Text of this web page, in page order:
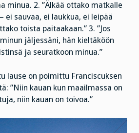
minua. 2. ”Älkää ottako matkalle
ei sauvaa, ei laukkua, ei leipää
toista paitaakaan.” 3. ”Jos
jäljessäni, hän kieltäköön
ja seuratkoon minua.”
lause on poimittu Franciscuksen
”Niin kauan kun maailmassa on
niin kauan on toivoa.”